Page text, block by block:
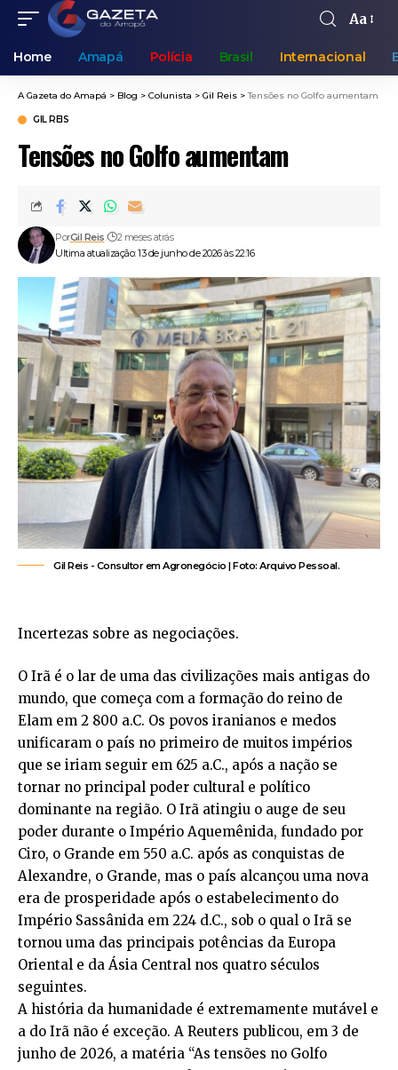
Aa
Home Amapá Polícia Brasil Internacional
A Gazeta do Amapá > Blog > Colunista > Gil Reis >Tensões no Golfo aumentam
GIL REIS
Tensões no Golfo aumentam
Ultima atualização: 13 de junho de 2026 às 22:16
PorGil Reis 2 meses atrás
Gil Reis -​ Consultor em Agronegócio | Foto: Arquivo Pessoal.
Incertezas sobre as negociações.
O Irã é o lar de uma das civilizações mais antigas do
mundo, que começa com a formação do reino de
Elam em 2 800 a.C. Os povos iranianos e medos
unificaram o país no primeiro de muitos impérios
que se iriam seguir em 625 a.C., após a nação se
tornar no principal poder cultural e político
dominante na região. O Irã atingiu o auge de seu
poder durante o Império Aquemênida, fundado por
Ciro, o Grande em 550 a.C. após as conquistas de
Alexandre, o Grande, mas o país alcançou uma nova
era de prosperidade após o estabelecimento do
Império Sassânida em 224 d.C., sob o qual o Irã se
tornou uma das principais potências da Europa
Oriental e da Ásia Central nos quatro séculos
seguintes.
A história da humanidade é extremamente mutável e
a do Irã não é exceção. A Reuters publicou, em 3 de
junho de 2026, a matéria “As tensões no Golfo